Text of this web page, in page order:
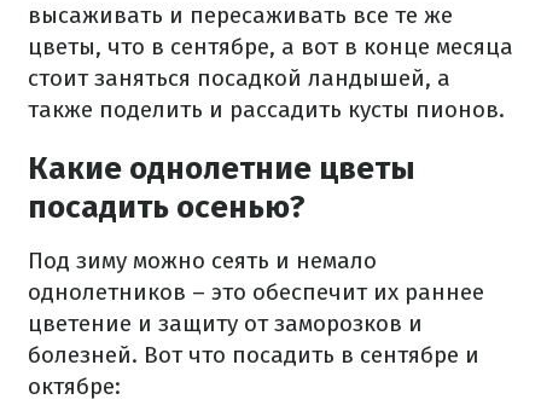
высаживать и пересаживать все те же
цветы, что в сентябре, а вот в конце месяца
стоит заняться посадкой ландышей, а
также поделить и рассадить кусты пионов.
Какие однолетние цветы
посадить осенью?
Под зиму можно сеять и немало
однолетников – это обеспечит их раннее
цветение и защиту от заморозков и
болезней. Вот что посадить в сентябре и
октябре: